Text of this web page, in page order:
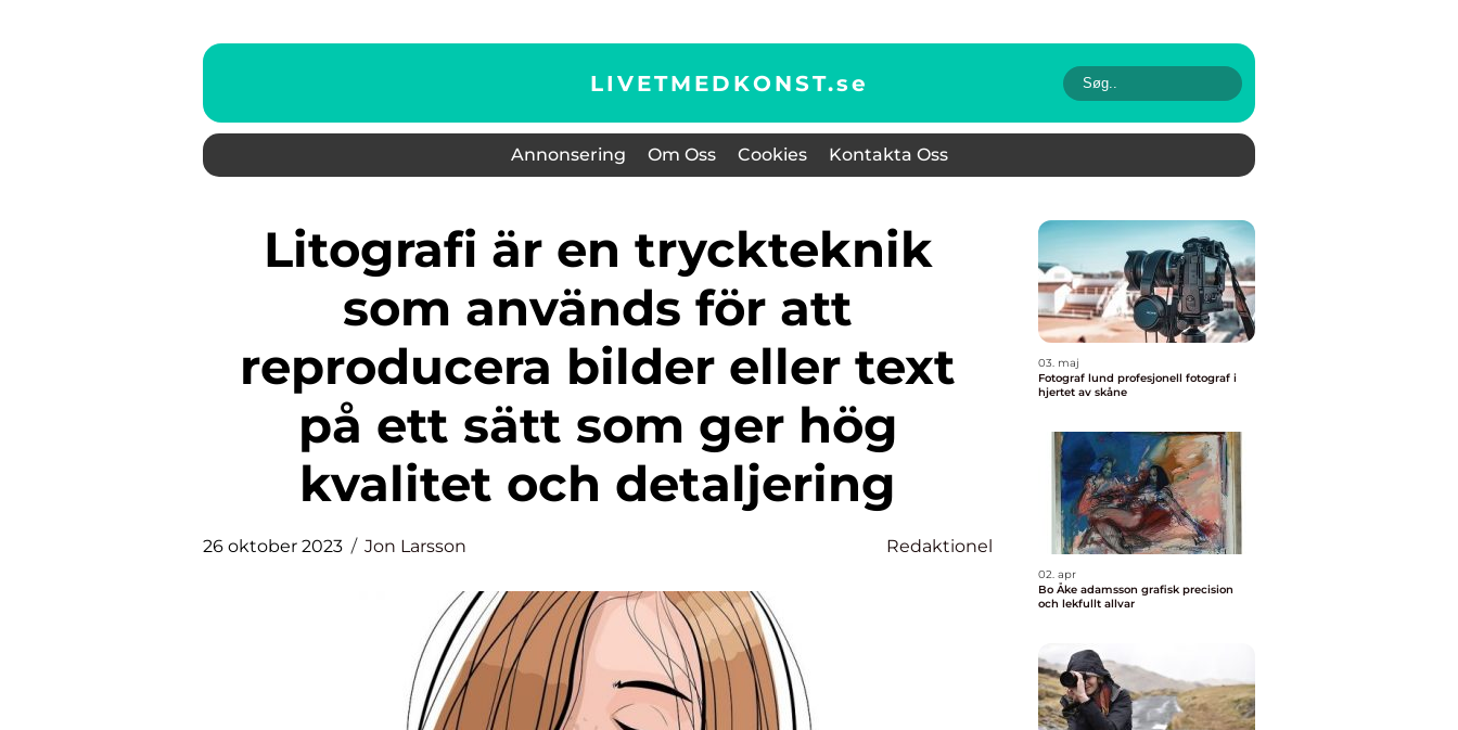
LIVETMEDKONST.se
Annonsering Om Oss Cookies Kontakta Oss
Litografi är en tryckteknik
som används för att
reproducera bilder eller text
på ett sätt som ger hög
kvalitet och detaljering
26 oktober 2023 Jon Larsson Redaktionel
03. maj
Fotograf lund profesjonell fotograf i
hjertet av skåne
02. apr
Bo Åke adamsson grafisk precision
och lekfullt allvar